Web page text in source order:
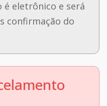
é eletrônico e será
confirmação do